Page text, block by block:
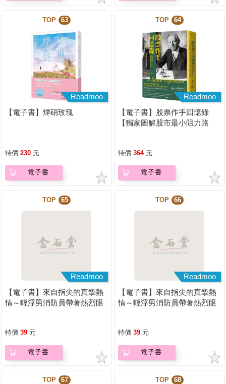
TOP 63
Readmoo
【電子書】煙硝玫瑰
特價 230 元
電子書
TOP 64
Readmoo
【電子書】股票作手回憶錄
【獨家圖解股市最小阻力路
特價 364 元
電子書
TOP 65
Readmoo
【電子書】來自指尖的真摯熱
情～輕浮男消防員帶著熱烈眼
特價 39 元
電子書
TOP 66
Readmoo
【電子書】來自指尖的真摯熱
情～輕浮男消防員帶著熱烈眼
特價 39 元
電子書
TOP 67 TOP 68